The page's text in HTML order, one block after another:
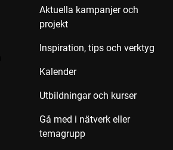
Aktuella kampanjer och
projekt
Inspiration, tips och verktyg
Kalender
Utbildningar och kurser
Gå med i nätverk eller
temagrupp